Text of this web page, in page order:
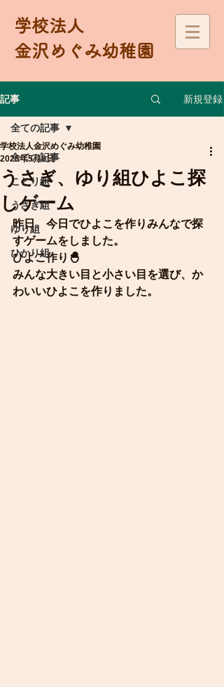
学校法人
金沢めぐみ幼稚園
記事 新規登録
全ての記事
ことり組
うさぎ組
ゆり組
ひかり組
全ての記事
うさぎ、ゆり組ひよこ探
しゲーム
学校法人金沢めぐみ幼稚園
2025年5月8日
昨日、今日でひよこを作りみんなで探
すゲームをしました。
ひよこ作り🐣
みんな大きい目と小さい目を選び、か
わいいひよこを作りました。